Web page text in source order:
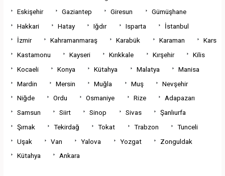
Eskişehir
Gaziantep Giresun
Gümüşhane
Hakkari
Hatay Iğdır Isparta
İstanbul
İzmir
Kahramanmaraş Karabük Karaman
Kars
Kastamonu
Kayseri Kırıkkale Kırşehir
Kilis
Kocaeli
Konya Kütahya Malatya
Manisa
Mardin
Mersin Muğla Muş
Nevşehir
Niğde
Ordu Osmaniye Rize
Adapazarı
Samsun
Siirt Sinop Sivas
Şanlıurfa
Şırnak
Tekirdağ Tokat Trabzon
Tunceli
Uşak
Van Yalova Yozgat
Zonguldak
Kütahya
Ankara